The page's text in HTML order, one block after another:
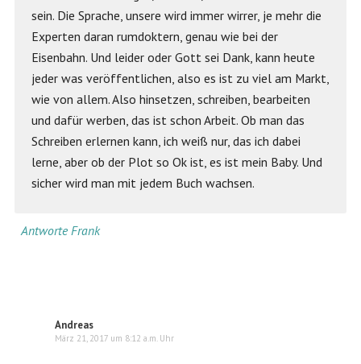
sein. Die Sprache, unsere wird immer wirrer, je mehr die
Experten daran rumdoktern, genau wie bei der
Eisenbahn. Und leider oder Gott sei Dank, kann heute
jeder was veröffentlichen, also es ist zu viel am Markt,
wie von allem. Also hinsetzen, schreiben, bearbeiten
und dafür werben, das ist schon Arbeit. Ob man das
Schreiben erlernen kann, ich weiß nur, das ich dabei
lerne, aber ob der Plot so Ok ist, es ist mein Baby. Und
sicher wird man mit jedem Buch wachsen.
Antworte Frank
Andreas
März 21, 2017 um 8:12 a.m. Uhr